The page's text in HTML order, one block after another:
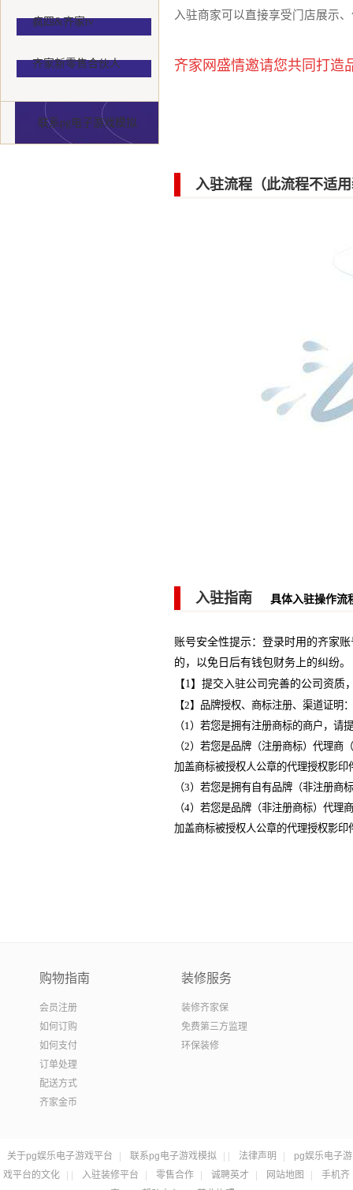
疯四&齐家tv
齐家新零售合伙人
联系pg电子游戏模拟
入驻商家可以直接享受门店展示
齐家网盛情邀请您共同打造
入驻流程（此流程不适
入驻指南 具体入驻操作流
账号安全性提示：登录时用的齐家
的，以免日后有钱包财务上的纠纷。
【1】提交入驻公司完善的公司资质
【2】品牌授权、商标注册、渠道证明：
（1）若您是拥有注册商标的商户，
（2）若您是品牌（注册商标）代理
加盖商标被授权人公章的代理授权影
（3）若您是拥有自有品牌（非注册
（4）若您是品牌（非注册商标）代
加盖商标被授权人公章的代理授权影
购物指南
会员注册
如何订购
如何支付
订单处理
配送方式
齐家金币
装修服务
装修齐家保
免费第三方监理
环保装修
关于pg娱乐电子游戏平台 联系pg电子游戏模拟 法律声明
pg娱乐电子游
戏平台的文化
入驻装修平台 零售合作 诚聘英才 网站地图
手机齐